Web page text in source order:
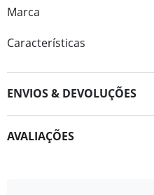
Marca
Características
ENVIOS & DEVOLUÇÕES
AVALIAÇÕES